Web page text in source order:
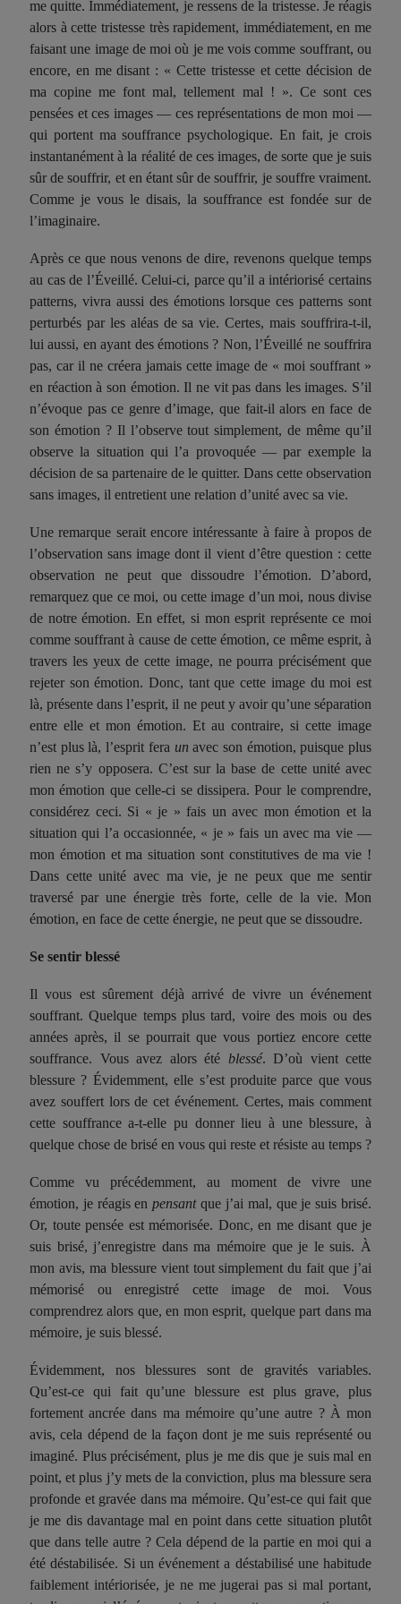
me quitte. Immédiatement, je ressens de la tristesse. Je réagis
alors à cette tristesse très rapidement, immédiatement, en me
faisant une image de moi où je me vois comme souffrant, ou
encore, en me disant : « Cette tristesse et cette décision de
ma copine me font mal, tellement mal ! ». Ce sont ces
pensées et ces images — ces représentations de mon moi —
qui portent ma souffrance psychologique. En fait, je crois
instantanément à la réalité de ces images, de sorte que je suis
sûr de souffrir, et en étant sûr de souffrir, je souffre vraiment.
Comme je vous le disais, la souffrance est fondée sur de
l’imaginaire.
Après ce que nous venons de dire, revenons quelque temps
au cas de l’Éveillé. Celui-ci, parce qu’il a intériorisé certains
patterns, vivra aussi des émotions lorsque ces patterns sont
perturbés par les aléas de sa vie. Certes, mais souffrira-t-il,
lui aussi, en ayant des émotions ? Non, l’Éveillé ne souffrira
pas, car il ne créera jamais cette image de « moi souffrant »
en réaction à son émotion. Il ne vit pas dans les images. S’il
n’évoque pas ce genre d’image, que fait-il alors en face de
son émotion ? Il l’observe tout simplement, de même qu’il
observe la situation qui l’a provoquée — par exemple la
décision de sa partenaire de le quitter. Dans cette observation
sans images, il entretient une relation d’unité avec sa vie.
Une remarque serait encore intéressante à faire à propos de
l’observation sans image dont il vient d’être question : cette
observation ne peut que dissoudre l’émotion. D’abord,
remarquez que ce moi, ou cette image d’un moi, nous divise
de notre émotion. En effet, si mon esprit représente ce moi
comme souffrant à cause de cette émotion, ce même esprit, à
travers les yeux de cette image, ne pourra précisément que
rejeter son émotion. Donc, tant que cette image du moi est
là, présente dans l’esprit, il ne peut y avoir qu’une séparation
entre elle et mon émotion. Et au contraire, si cette image
n’est plus là, l’esprit fera un avec son émotion, puisque plus
rien ne s’y opposera. C’est sur la base de cette unité avec
mon émotion que celle-ci se dissipera. Pour le comprendre,
considérez ceci. Si « je » fais un avec mon émotion et la
situation qui l’a occasionnée, « je » fais un avec ma vie —
mon émotion et ma situation sont constitutives de ma vie !
Dans cette unité avec ma vie, je ne peux que me sentir
traversé par une énergie très forte, celle de la vie. Mon
émotion, en face de cette énergie, ne peut que se dissoudre.
Se sentir blessé
Il vous est sûrement déjà arrivé de vivre un événement
souffrant. Quelque temps plus tard, voire des mois ou des
années après, il se pourrait que vous portiez encore cette
souffrance. Vous avez alors été blessé. D’où vient cette
blessure ? Évidemment, elle s’est produite parce que vous
avez souffert lors de cet événement. Certes, mais comment
cette souffrance a-t-elle pu donner lieu à une blessure, à
quelque chose de brisé en vous qui reste et résiste au temps ?
Comme vu précédemment, au moment de vivre une
émotion, je réagis enpensantque j’ai mal, que je suis brisé.
Or, toute pensée est mémorisée. Donc, en me disant que je
suis brisé, j’enregistre dans ma mémoire que je le suis. À
mon avis, ma blessure vient tout simplement du fait que j’ai
mémorisé ou enregistré cette image de moi. Vous
comprendrez alors que, en mon esprit, quelque part dans ma
mémoire, je suis blessé.
Évidemment, nos blessures sont de gravités variables.
Qu’est-ce qui fait qu’une blessure est plus grave, plus
fortement ancrée dans ma mémoire qu’une autre ? À mon
avis, cela dépend de la façon dont je me suis représenté ou
imaginé. Plus précisément, plus je me dis que je suis mal en
point, et plus j’y mets de la conviction, plus ma blessure sera
profonde et gravée dans ma mémoire. Qu’est-ce qui fait que
je me dis davantage mal en point dans cette situation plutôt
que dans telle autre ? Cela dépend de la partie en moi qui a
été déstabilisée. Si un événement a déstabilisé une habitude
faiblement intériorisée, je ne me jugerai pas si mal portant,